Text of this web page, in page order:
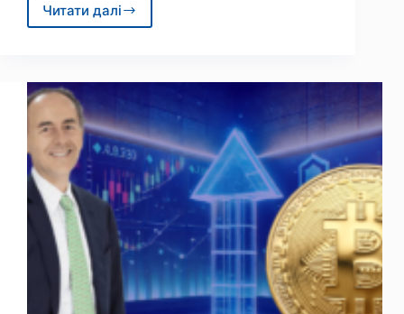
Читати далі
Біткойн
Очікуйте
«набагато
нижчих»
цін